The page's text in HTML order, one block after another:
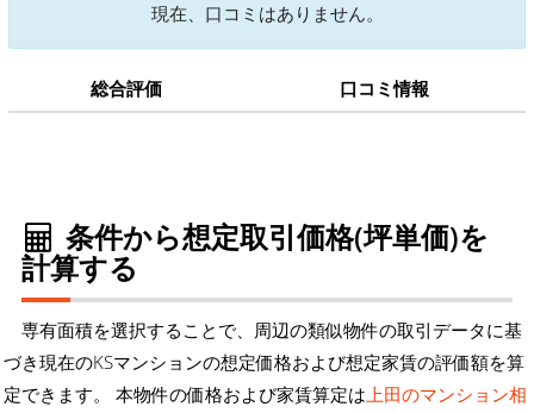
現在、口コミはありません。
総合評価 口コミ情報
条件から想定取引価格(坪単価)を
計算する
専有面積を選択することで、周辺の類似物件の取引データに基
づき現在のKSマンションの想定価格および想定家賃の評価額を算
定できます。 本物件の価格および家賃算定は上田のマンション相